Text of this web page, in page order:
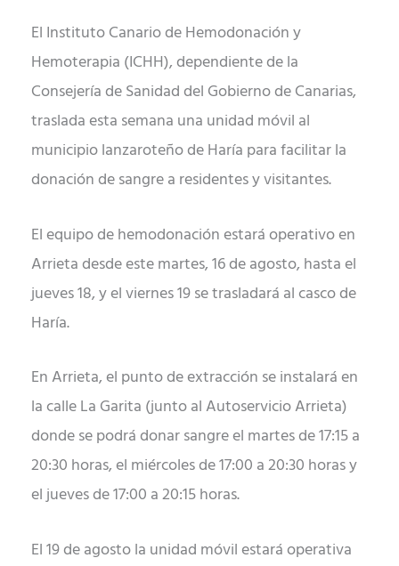
El Instituto Canario de Hemodonación y
Hemoterapia (ICHH), dependiente de la
Consejería de Sanidad del Gobierno de Canarias,
traslada esta semana una unidad móvil al
municipio lanzaroteño de Haría para facilitar la
donación de sangre a residentes y visitantes.
El equipo de hemodonación estará operativo en
Arrieta desde este martes, 16 de agosto, hasta el
jueves 18, y el viernes 19 se trasladará al casco de
Haría.
En Arrieta, el punto de extracción se instalará en
la calle La Garita (junto al Autoservicio Arrieta)
donde se podrá donar sangre el martes de 17:15 a
20:30 horas, el miércoles de 17:00 a 20:30 horas y
el jueves de 17:00 a 20:15 horas.
El 19 de agosto la unidad móvil estará operativa